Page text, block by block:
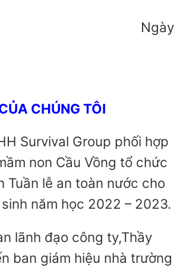
CHÚNG TÔI
Survival Group phối hợp
non Cầu Vồng tổ chức
Tuần lễ an toàn nước cho
năm học 2022 – 2023.
lãnh đạo công ty,Thầy
ban giám hiệu nhà trường